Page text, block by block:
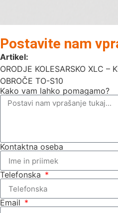
Postavite nam
Artikel:
ORODJE KOLESARSKO XLC –
OBROČE TO-S10
Kako vam lahko pomagamo?
Kontaktna oseba
Telefonska
Email